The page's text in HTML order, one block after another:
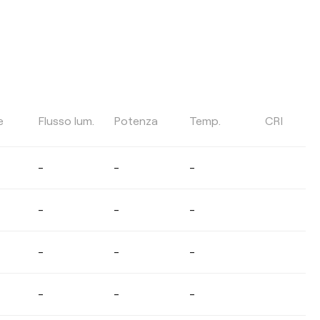
TEMPERATURA DI COLORE
Selezionare
Flusso lum. Potenza Temp. CRI
- - -
- - -
- - -
- - -